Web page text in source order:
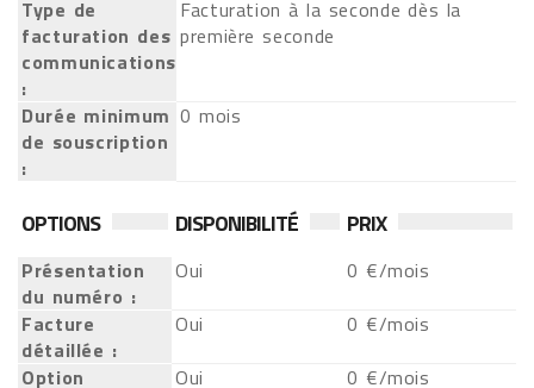
Type de
facturation des
communications
:
Facturation à la seconde dès la
première seconde
Durée minimum
de souscription
:
0 mois
OPTIONS DISPONIBILITÉ PRIX
Présentation
du numéro :
Oui
0 €/mois
Facture
détaillée :
Oui
0 €/mois
Option
Oui
0 €/mois